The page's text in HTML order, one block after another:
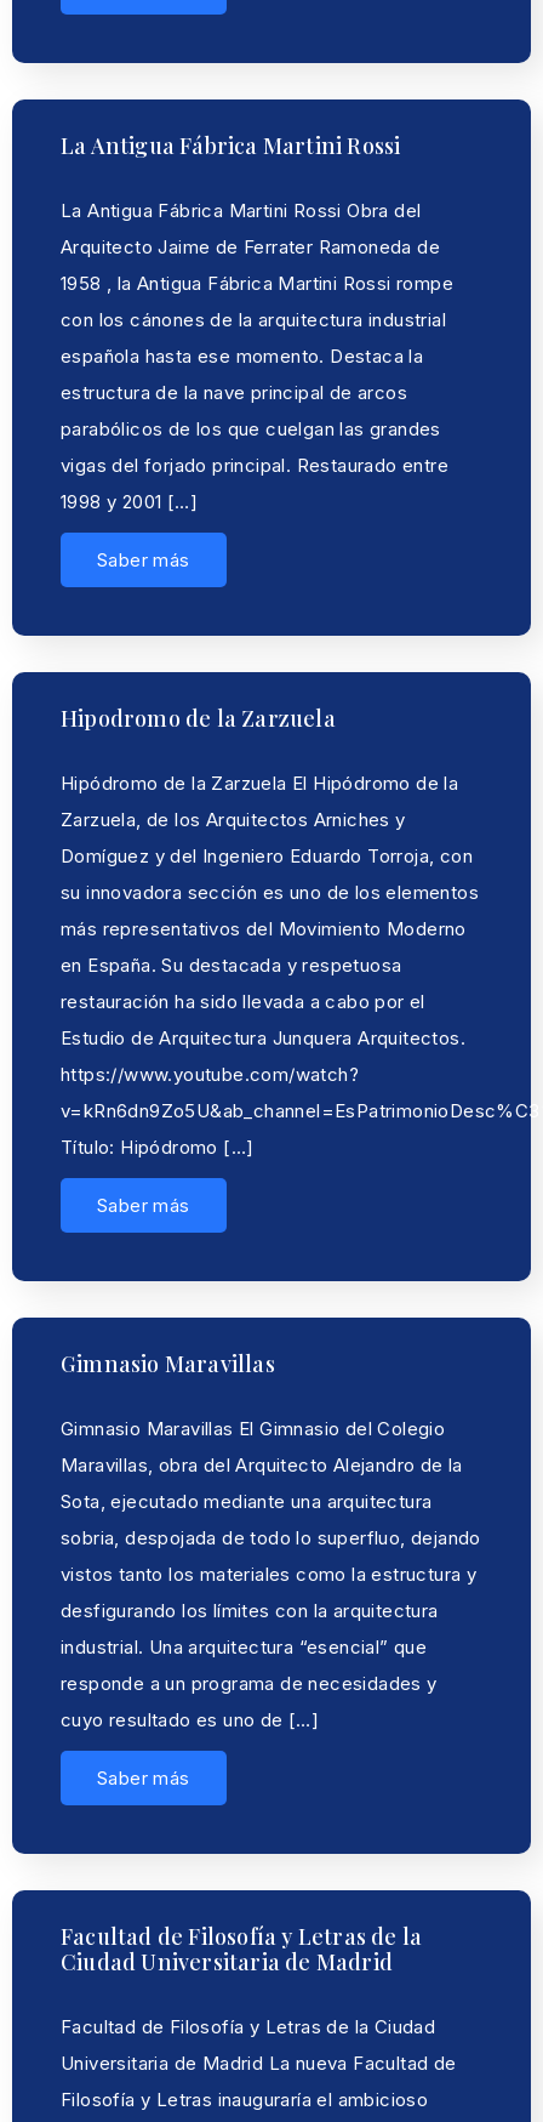
La Antigua Fábrica Martini Rossi
La Antigua Fábrica Martini Rossi Obra del
Arquitecto Jaime de Ferrater Ramoneda de
1958 , la Antigua Fábrica Martini Rossi rompe
con los cánones de la arquitectura industrial
española hasta ese momento. Destaca la
estructura de la nave principal de arcos
parabólicos de los que cuelgan las grandes
vigas del forjado principal. Restaurado entre
1998 y 2001 […]
Saber más
Hipodromo de la Zarzuela
Hipódromo de la Zarzuela El Hipódromo de la
Zarzuela, de los Arquitectos Arniches y
Domíguez y del Ingeniero Eduardo Torroja, con
su innovadora sección es uno de los elementos
más representativos del Movimiento Moderno
en España. Su destacada y respetuosa
restauración ha sido llevada a cabo por el
Estudio de Arquitectura Junquera Arquitectos.
https://www.youtube.com/watch?
Título: Hipódromo […]
Saber más
Gimnasio Maravillas
Gimnasio Maravillas El Gimnasio del Colegio
Maravillas, obra del Arquitecto Alejandro de la
Sota, ejecutado mediante una arquitectura
sobria, despojada de todo lo superfluo, dejando
vistos tanto los materiales como la estructura y
desfigurando los límites con la arquitectura
industrial. Una arquitectura “esencial” que
responde a un programa de necesidades y
cuyo resultado es uno de […]
Saber más
Facultad de Filosofía y Letras de la
Ciudad Universitaria de Madrid
Facultad de Filosofía y Letras de la Ciudad
Universitaria de Madrid La nueva Facultad de
Filosofía y Letras inauguraría el ambicioso